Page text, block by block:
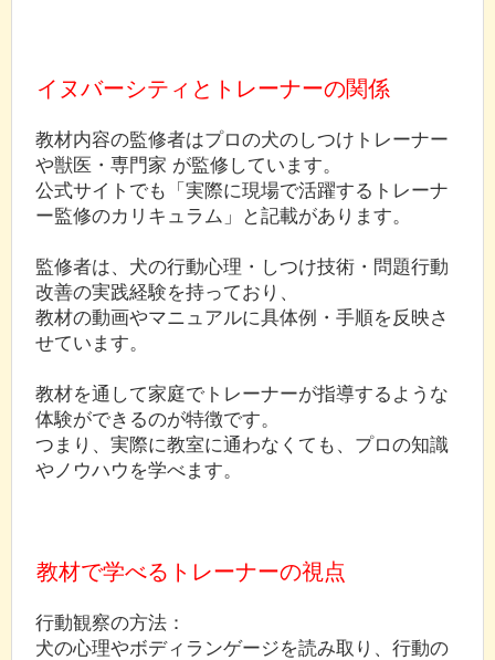
イヌバーシティとトレーナーの関係
教材内容の監修者はプロの犬のしつけトレーナー
や獣医・専門家 が監修しています。
公式サイトでも「実際に現場で活躍するトレーナ
ー監修のカリキュラム」と記載があります。
監修者は、犬の行動心理・しつけ技術・問題行動
改善の実践経験を持っており、
教材の動画やマニュアルに具体例・手順を反映さ
せています。
教材を通して家庭でトレーナーが指導するような
体験ができるのが特徴です。
つまり、実際に教室に通わなくても、プロの知識
やノウハウを学べます。
教材で学べるトレーナーの視点
行動観察の方法：
犬の心理やボディランゲージを読み取り、行動の